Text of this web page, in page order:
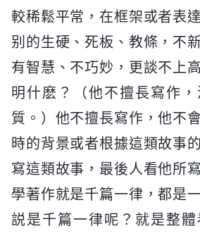
較稀鬆平常，在框架或者表
别的生硬、死板、教條，不
有智慧、不巧妙，更談不上
明什麽？（他不擅長寫作
質。）他不擅長寫作，他不
時的背景或者根據這類故事
寫這類故事，最後人看他所
學著作就是千篇一律，都是
説是千篇一律呢？就是整